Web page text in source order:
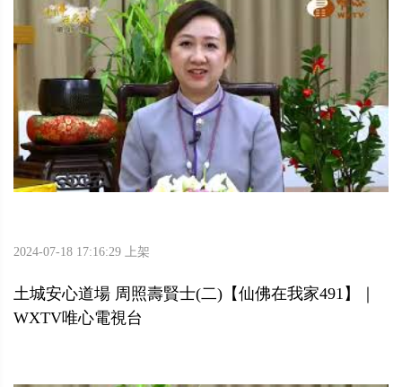
2024-07-18 17:16:29 上架
土城安心道場 周照壽賢士(二)【仙佛在我家491】｜
WXTV唯心電視台